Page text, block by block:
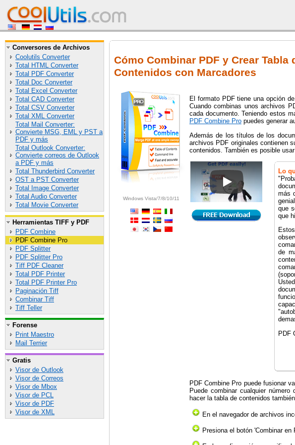
Conversores de Archivos
Coolutils Converter
Total HTML Converter
Total PDF Converter
Total Doc Converter
Total Excel Converter
Total CAD Converter
Total CSV Converter
Total XML Converter
Total Mail Converter:
Convierte MSG, EML y PST a
PDF y más
Total Outlook Converter:
Convierte correos de Outlook
a PDF y más
Total Thunderbird Converter
OST a PST Converter
Total Image Converter
Total Audio Converter
Total Movie Converter
Herramientas TIFF y PDF
PDF Combine
PDF Combine Pro
PDF Splitter
PDF Splitter Pro
Tiff PDF Cleaner
Total PDF Printer
Total PDF Printer Pro
Paginación Tiff
Combinar Tiff
Tiff Teller
Forense
Print Maestro
Mail Terrier
Gratis
Visor de Outlook
Visor de Correos
Visor de Mbox
Visor de PCL
Visor de PDF
Visor de XML
Cómo Combinar PDF y Crear Tabla
Contenidos con Marcadores
Windows Vista/7/8/10/11
El formato PDF tiene una opción
Cuando combinas unos archivos
cada documento. Teniendo estos
PDF Combine Pro puedes generar
Además de los títulos de los
archivos PDF originales contienen
contenidos. También es posible
Cómo combinar DOC,
Lo
más
que
que
de
PDF
PDF Combine Pro puede fusionar
Puede combinar cualquier
hacer la tabla de contenidos
En el navegador de archivos
Presiona el botón 'Combinar en